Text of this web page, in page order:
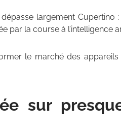
largement Cupertino :
par la course à l’intelligence
le marché des
sur